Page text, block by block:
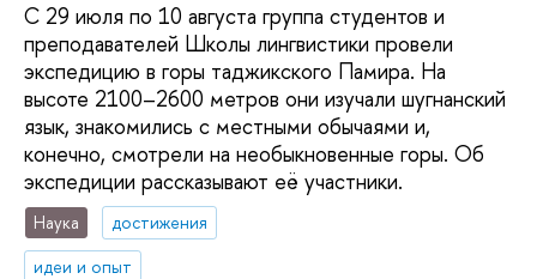
С 29 июля по 10 августа группа студентов и
преподавателей Школы лингвистики провели
экспедицию в горы таджикского Памира. На
высоте 2100–2600 метров они изучали шугнанский
язык, знакомились с местными обычаями и,
конечно, смотрели на необыкновенные горы. Об
экспедиции рассказывают её участники.
Наука
достижения
идеи и опыт